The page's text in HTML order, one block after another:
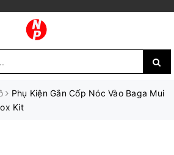
Phụ Kiện Gắn Cốp Nóc Vào Baga Mui
Kit